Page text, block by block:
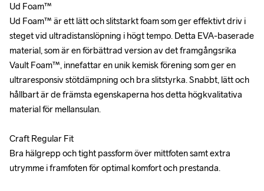
Ud Foam™
Ud Foam™ är ett lätt och slitstarkt foam som ger effektivt driv i
steget vid ultradistanslöpning i högt tempo. Detta EVA-baserade
material, som är en förbättrad version av det framgångsrika
Vault Foam™, innefattar en unik kemisk förening som ger en
ultraresponsiv stötdämpning och bra slitstyrka. Snabbt, lätt och
hållbart är de främsta egenskaperna hos detta högkvalitativa
material för mellansulan.
Craft Regular Fit
Bra hälgrepp och tight passform över mittfoten samt extra
utrymme i framfoten för optimal komfort och prestanda.
Ud Foam™
Ud Foam™ är ett lätt och slitstarkt foam som ger effektivt driv i
steget vid ultradistanslöpning i högt tempo. Detta EVA-baserade
material, som är en förbättrad version av det framgångsrika
Vault Foam™, innefattar en unik kemisk förening som ger en
ultraresponsiv stötdämpning och bra slitstyrka. Snabbt, lätt och
hållbart är de främsta egenskaperna hos detta högkvalitativa
material för mellansulan.
Craft Regular Fit
Bra hälgrepp och tight passform över mittfoten samt extra
utrymme i framfoten för optimal komfort och prestanda.